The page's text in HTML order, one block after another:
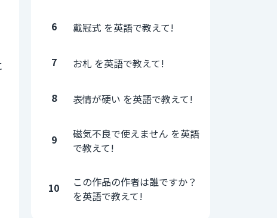
6 戴冠式 を英語で教えて!
7 お札 を英語で教えて!
8 表情が硬い を英語で教えて!
9
磁気不良で使えません を英語
で教えて!
10
この作品の作者は誰ですか？
を英語で教えて!